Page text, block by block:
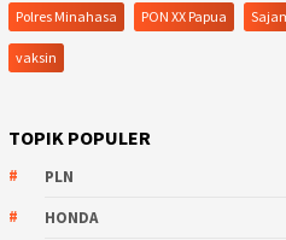
Polres Minahasa PON XX Papua
vaksin
TOPIK POPULER
PLN
HONDA